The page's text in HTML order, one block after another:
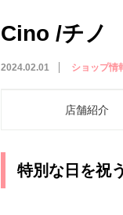
Cino /チノ
2024.02.01 ショップ情
店舗紹介
特別な日を祝